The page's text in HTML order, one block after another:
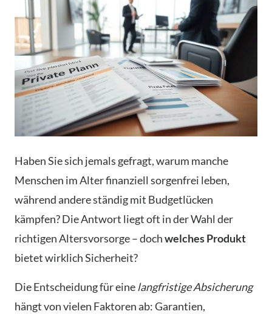
Haben Sie sich jemals gefragt, warum manche
Menschen im Alter finanziell sorgenfrei leben,
während andere ständig mit Budgetlücken
kämpfen? Die Antwort liegt oft in der Wahl der
richtigen Altersvorsorge – dochwelches Produkt
bietet wirklich Sicherheit?
Die Entscheidung für einelangfristige Absicherung
hängt von vielen Faktoren ab: Garantien,